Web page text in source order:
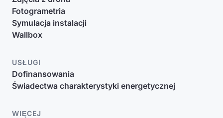
Fotogrametria
Symulacja instalacji
Wallbox
USŁUGI
Dofinansowania
Świadectwa charakterystyki energetycznej
WIĘCEJ